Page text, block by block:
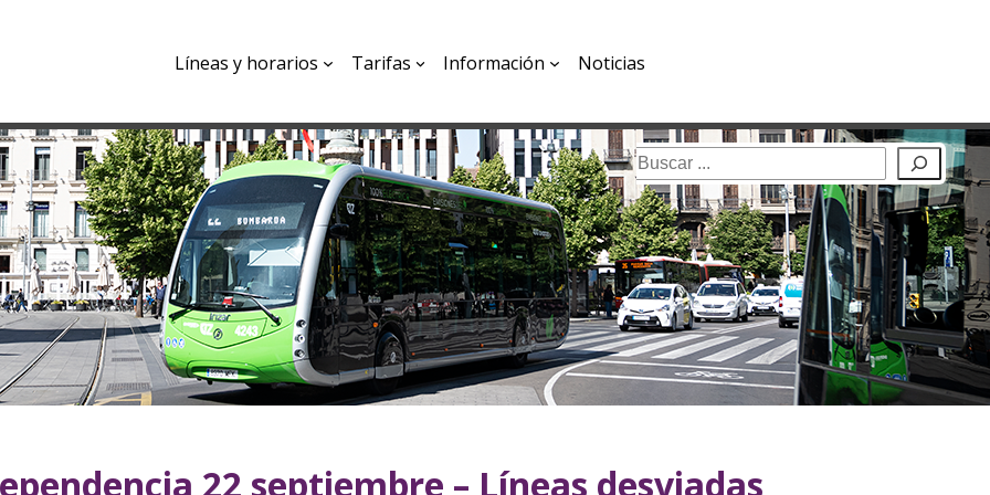
Líneas y horarios Tarifas Información Noticias
Buscar
22 septiembre – Líneas desviadas